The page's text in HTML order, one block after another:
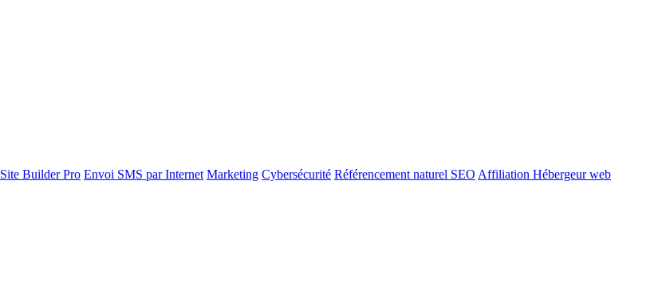
Site Builder Pro Envoi SMS par Internet Marketing Cybersécurité Référencement naturel SEO Affiliation Hébergeur web